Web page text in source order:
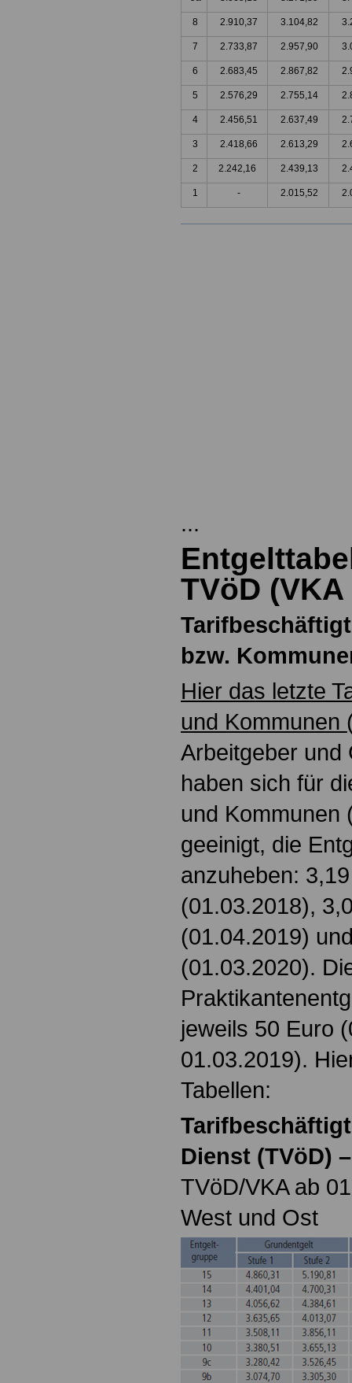
8 2.910,37 3.104,82
7 2.733,87 2.957,90
6 2.683,45 2.867,82
5 2.576,29 2.755,14
4 2.456,51 2.637,49
3 2.418,66 2.613,29
2 2.242,16 2.439,13
1 - 2.015,52
...
TVöD
bzw.
Hier das letzte
und Kommunen
Arbeitgeber und
haben sich für
und Kommunen
geeinigt, die
anzuheben:
(01.03.2018),
(01.04.2019)
(01.03.2020).
jeweils 50 Euro
01.03.2019).
Tabellen:
Dienst (TVöD)
TVöD/VKA ab
West und Ost